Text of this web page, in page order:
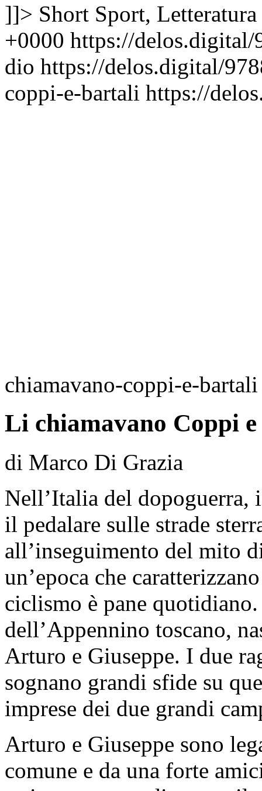
]]> Short Sport, Letteratura
+0000 https://
dio https://delos.digital/
coppi-e-bartali https://
chiamavano-coppi-e-bartali
Li chiamavano Coppi
di Marco Di Grazia
Nell’Italia del dopoguerra,
il pedalare sulle strade
all’inseguimento del mito
un’epoca che
ciclismo è pane
dell’Appennino toscano,
Arturo e Giuseppe. I due
sognano grandi sfide su
imprese dei due grandi
Arturo e Giuseppe sono
comune e da una forte